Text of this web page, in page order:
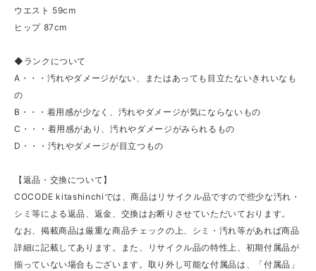
ウエスト 59cm
ヒップ 87cm
◆ランクについて
A・・・汚れやダメージがない、またはあっても目立たないきれいなも
の
B・・・着用感が少なく、汚れやダメージが気にならないもの
C・・・着用感があり、汚れやダメージがみられるもの
D・・・汚れやダメージが目立つもの
【返品・交換について】
COCODE kitashinchiでは、商品はリサイクル品ですので些少な汚れ・
シミ等による返品、返金、交換はお断りさせていただいております。
なお、掲載商品は厳重な商品チェックの上、シミ・汚れ等があれば商品
詳細に記載してあります。また、リサイクル品の特性上、初期付属品が
揃っていない場合もございます。取り外し可能な付属品は、「付属品」